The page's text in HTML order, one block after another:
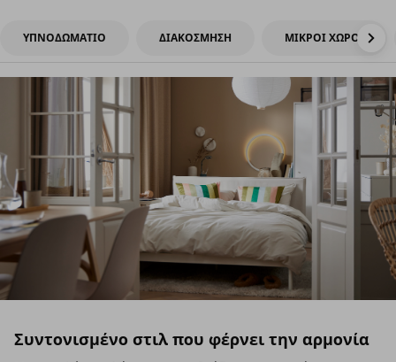
ΥΠΝΟΔΩΜΑΤΙΟ ΔΙΑΚΟΣΜΗΣΗ ΜΙΚΡΟΙ ΧΩΡΟΙ
Συντονισμένο στιλ που φέρνει την αρμονία